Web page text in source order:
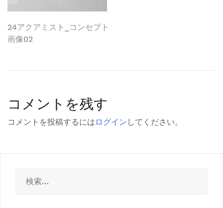
投
稿
ゲ
ー
24アクアミスト_コンセプト
画像02
コメントを残す
コメントを投稿するには ログイン してください。